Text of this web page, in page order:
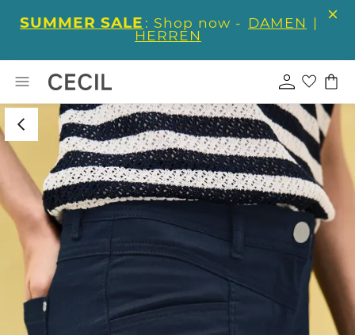
SUMMER SALE : Shop now - DAMEN |
HERREN